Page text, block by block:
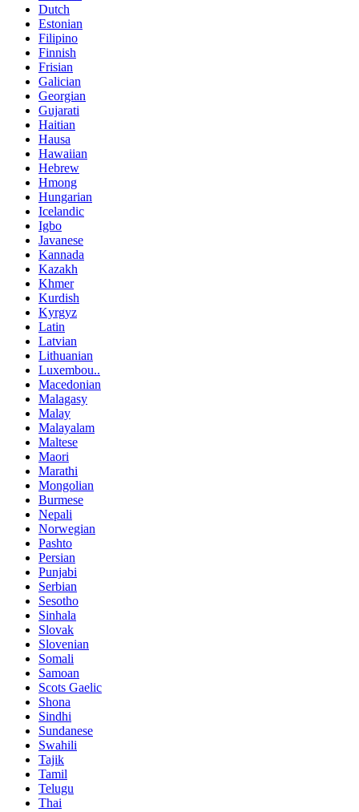
Dutch
Estonian
Filipino
Finnish
Frisian
Galician
Georgian
Gujarati
Haitian
Hausa
Hawaiian
Hebrew
Hmong
Hungarian
Icelandic
Igbo
Javanese
Kannada
Kazakh
Khmer
Kurdish
Kyrgyz
Latin
Latvian
Lithuanian
Luxembou..
Macedonian
Malagasy
Malay
Malayalam
Maltese
Maori
Marathi
Mongolian
Burmese
Nepali
Norwegian
Pashto
Persian
Punjabi
Serbian
Sesotho
Sinhala
Slovak
Slovenian
Somali
Samoan
Scots Gaelic
Shona
Sindhi
Sundanese
Swahili
Tajik
Tamil
Telugu
Thai